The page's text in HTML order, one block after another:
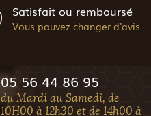
Satisfait ou remboursé
Vous pouvez changer d'avis
05 56 44 86 95
du Mardi au Samedi, de
10H00 à 12h30 et de 14h00 à